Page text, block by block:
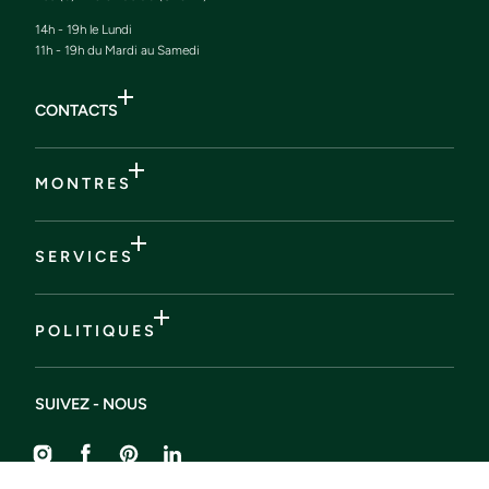
14h - 19h le Lundi
11h - 19h du Mardi au Samedi
CONTACTS
M O N T R E S
S E R V I C E S
P O L I T I Q U E S
SUIVEZ - NOUS
InstagramFacebookPinterestLiendin